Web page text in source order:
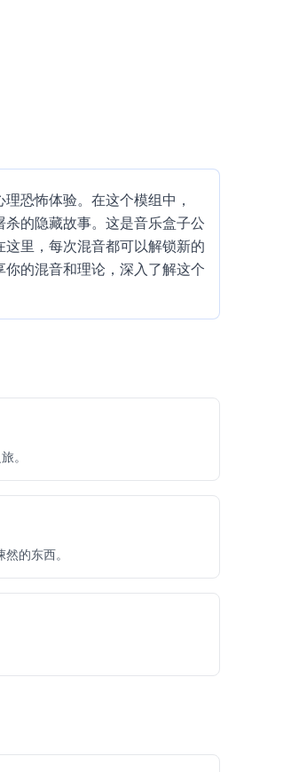
恐怖体验。在这个模组中，
的隐藏故事。这是音乐盒子公
里，每次混音都可以解锁新的
的混音和理论，深入了解这个
。
的东西。